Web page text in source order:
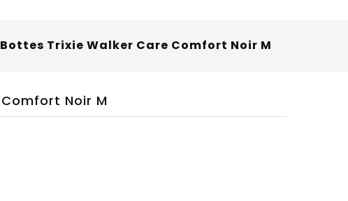
Bottes Trixie Walker Care Comfort Noir M
Noir M